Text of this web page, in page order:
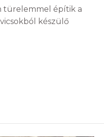
türelemmel építik a
készülő